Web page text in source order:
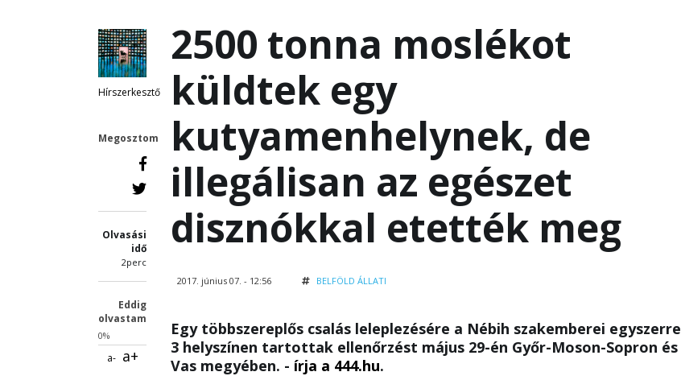
Hírszerkesztő
Megosztom
Olvasási
idő
2perc
Eddig
olvastam
0%
a- a+
2500 tonna moslékot
küldtek egy
kutyamenhelynek, de
illegálisan az egészet
disznókkal etették meg
2017. június 07. - 12:56 BELFÖLD ÁLLATI
Egy többszereplős csalás leleplezésére a Nébih szakemberei egyszerre
3 helyszínen tartottak ellenőrzést május 29-én Győr-Moson-Sopron és
Vas megyében. - írja a 444.hu.